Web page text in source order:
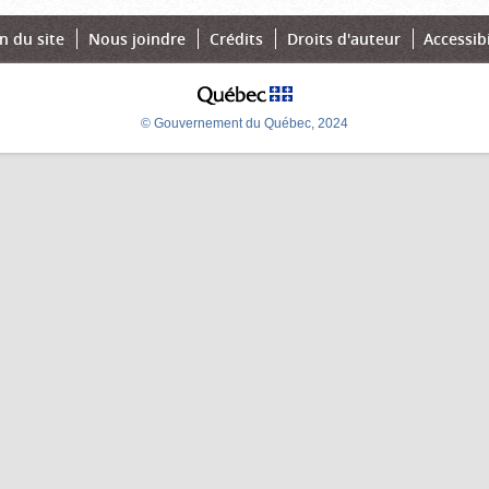
du site Nous joindre Crédits Droits d'auteur
© Gouvernement du Québec, 2024